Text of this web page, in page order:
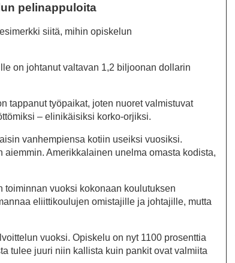
pelinappuloita
siitä, mihin opiskelun
on johtanut valtavan 1,2 biljoonan dollarin
tappanut työpaikat, joten nuoret valmistuvat
– elinikäisiksi korko-orjiksi.
vanhempiensa kotiin useiksi vuosiksi.
Amerikkalainen unelma omasta kodista,
toiminnan vuoksi kokonaan koulutuksen
eliittikoulujen omistajille ja johtajille, mutta
vuoksi. Opiskelu on nyt 1100 prosenttia
tulee juuri niin kallista kuin pankit ovat valmiita